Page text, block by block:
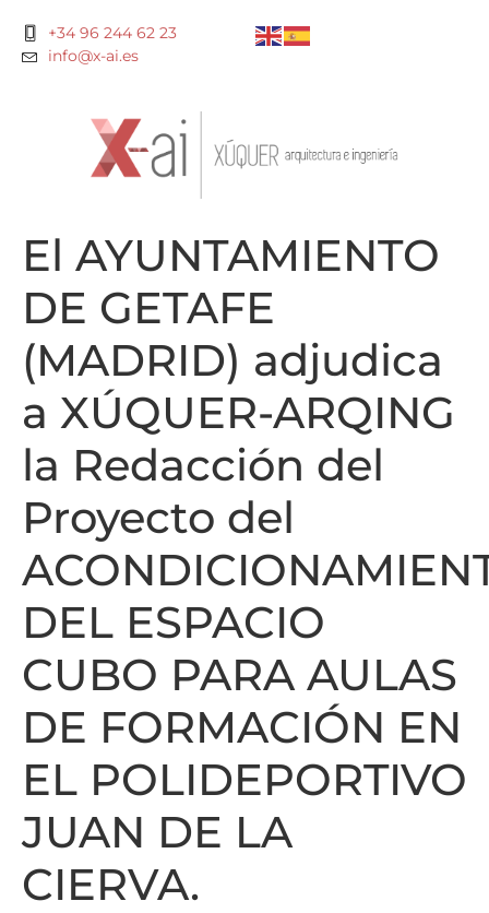
+34 96 244 62 23
info@x-ai.es
El AYUNTAMIENTO
DE GETAFE
(MADRID) adjudica
a XÚQUER-ARQING
la Redacción del
Proyecto del
DEL ESPACIO
CUBO PARA AULAS
DE FORMACIÓN EN
EL POLIDEPORTIVO
JUAN DE LA
CIERVA.